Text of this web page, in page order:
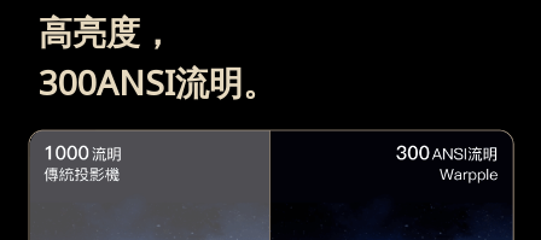
高亮度，
300ANSI流明。